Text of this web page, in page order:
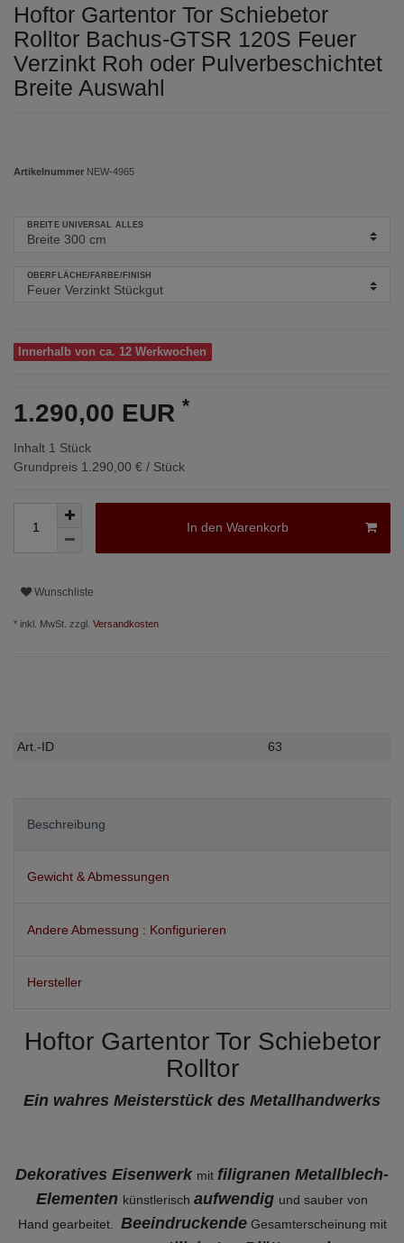
Hoftor Gartentor Tor Schiebetor
Rolltor Bachus-GTSR 120S Feuer
Verzinkt Roh oder Pulverbeschichtet
Breite Auswahl
Artikelnummer NEW-4965
BREITE UNIVERSAL ALLES
OBERFLÄCHE/FARBE/FINISH
Innerhalb von ca. 12 Werkwochen
1.290,00 EUR *
Inhalt 1 Stück
Grundpreis 1.290,00 € / Stück
In den Warenkorb
Wunschliste
* inkl. MwSt. zzgl. Versandkosten
Technisches
Wert
Art.-ID 63
Beschreibung
Gewicht & Abmessungen
Andere Abmessung : Konfigurieren
Hersteller
Hoftor Gartentor Tor Schiebetor
Rolltor
Ein wahres Meisterstück des Metallhandwerks
Dekoratives Eisenwerk mit filigranen Metallblech-
Elementen künstlerisch aufwendig und sauber von
Hand gearbeitet. BeeindruckendeGesamterscheinung mit